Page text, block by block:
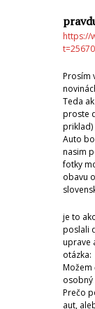
https://
Prosím
Teda
proste
priklad)
Auto
nasim
fotky
obavu
je to
poslali
uprave
otázka:
Možem
osobný
Prečo
aut,